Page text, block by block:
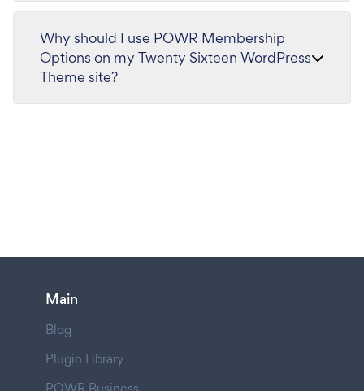
Why should I use POWR Membership
Options on my Twenty Sixteen WordPress
Theme site?
Main
Blog
Plugin Library